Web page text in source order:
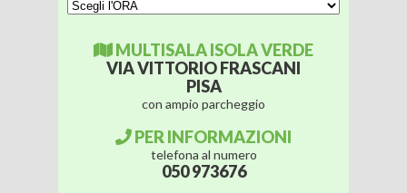
MULTISALA ISOLA VERDE
VIA VITTORIO FRASCANI
PISA
con ampio parcheggio
PER INFORMAZIONI
telefona al numero
050 973676